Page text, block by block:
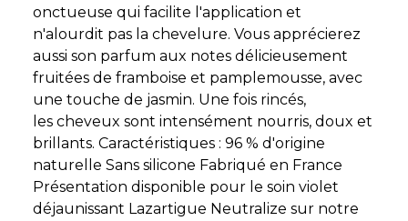
onctueuse qui facilite l'application et
n'alourdit pas la chevelure. Vous apprécierez
aussi son parfum aux notes délicieusement
fruitées de framboise et pamplemousse, avec
une touche de jasmin. Une fois rincés,
les cheveux sont intensément nourris, doux et
brillants. Caractéristiques : 96 % d'origine
naturelle Sans silicone Fabriqué en France
Présentation disponible pour le soin violet
déjaunissant Lazartigue Neutralize sur notre